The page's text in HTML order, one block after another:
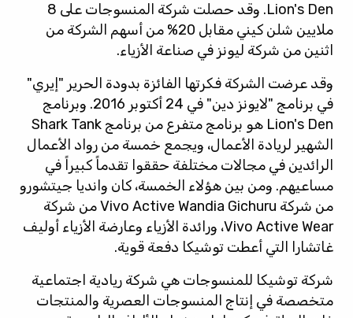
Lion's Den. وقد حصلت شركة المنسوجات على 8
ملايين شلن كيني مقابل 20% من أسهم الشركة من
اثنين من شركة ليونز في صناعة الأزياء.
وقد عرضت الشركة فكرتها الفائزة بدودة الحرير "إيري"
في برنامج "لايونز دين" في 24 أكتوبر 2016. وبرنامج
Lion's Den هو برنامج متفرع من برنامج Shark Tank
الشهير لريادة الأعمال، ويجمع خمسة من رواد الأعمال
الرائدين في مجالات مختلفة حققوا تقدماً كبيراً في
مساعيهم. ومن بين هؤلاء الخمسة، كان وانديا جيتشورو
من شركة Vivo Active Wandia Gichuru من شركة
Vivo Active Wear، ورائدة الأزياء وعارضة الأزياء أوليف
غاتشارا التي أعطت توشيكا دفعة قوية.
شركة توشيكا للمنسوجات هي شركة ريادية اجتماعية
متخصصة في إنتاج المنسوجات العصرية والمنتجات